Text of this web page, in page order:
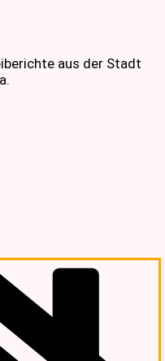
aus der Stadt